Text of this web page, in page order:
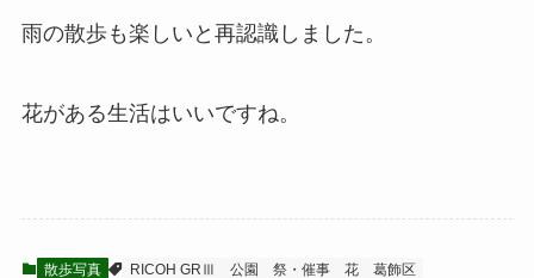
雨の散歩も楽しいと再認識しました。
花がある生活はいいですね。
散歩写真 RICOH GRⅢ 公園 祭・催事 花 葛飾区